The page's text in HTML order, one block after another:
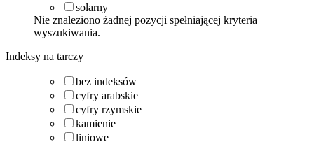
solarny
Nie znaleziono żadnej pozycji spełniającej kryteria
wyszukiwania.
Indeksy na tarczy
bez indeksów
cyfry arabskie
cyfry rzymskie
kamienie
liniowe